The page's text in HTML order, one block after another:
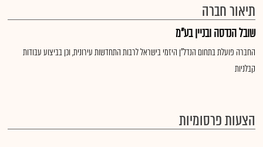
תיאור חברה
שובל הנדסה ובניין בע"מ
החברה פועלת בתחום הנדל"ן היזמי בישראל לרבות התחדשות עירונית, וכן בביצוע עבודות
קבלניות
הצעות פרסומיות